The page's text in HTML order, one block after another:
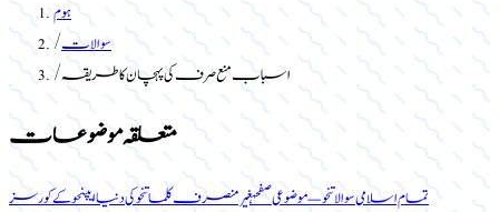
ہوم
/سوالات
/اسباب منع صرف کی پہچان کا طریقہ
متعلقہ موضوعات
تمام اسلامی سوالاتنحو — موضوعی صفحہغیر منصرف کلماتنحو کی دنیا ایپنحو کے کورسز